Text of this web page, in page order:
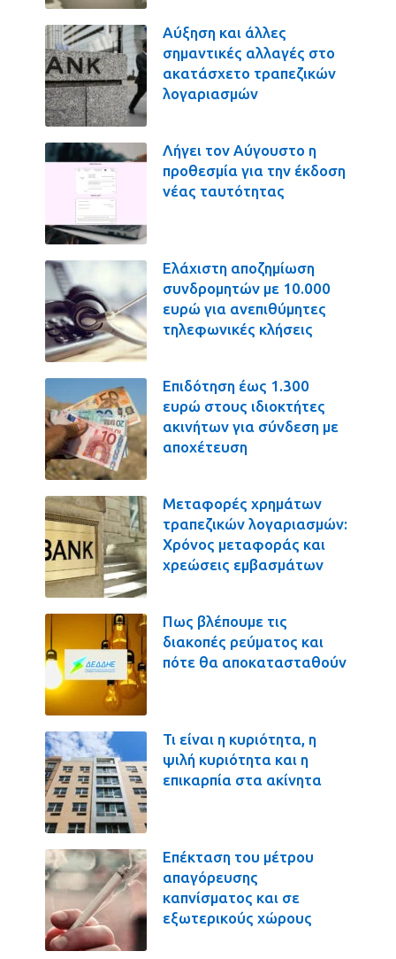
Αύξηση και άλλες
σημαντικές αλλαγές στο
ακατάσχετο τραπεζικών
λογαριασμών
Λήγει τον Αύγουστο η
προθεσμία για την έκδοση
νέας ταυτότητας
Ελάχιστη αποζημίωση
συνδρομητών με 10.000
ευρώ για ανεπιθύμητες
τηλεφωνικές κλήσεις
Επιδότηση έως 1.300
ευρώ στους ιδιοκτήτες
ακινήτων για σύνδεση με
αποχέτευση
Μεταφορές χρημάτων
τραπεζικών λογαριασμών:
Χρόνος μεταφοράς και
χρεώσεις εμβασμάτων
Πως βλέπουμε τις
διακοπές ρεύματος και
πότε θα αποκατασταθούν
Τι είναι η κυριότητα, η
ψιλή κυριότητα και η
επικαρπία στα ακίνητα
Επέκταση του μέτρου
απαγόρευσης
καπνίσματος και σε
εξωτερικούς χώρους